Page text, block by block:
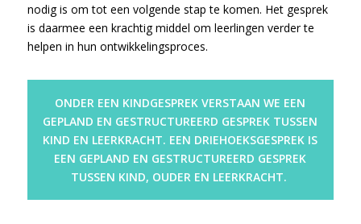
nodig is om tot een volgende stap te komen. Het gesprek
is daarmee een krachtig middel om leerlingen verder te
helpen in hun ontwikkelingsproces.
ONDER EEN KINDGESPREK VERSTAAN WE EEN
GEPLAND EN GESTRUCTUREERD GESPREK TUSSEN
KIND EN LEERKRACHT. EEN DRIEHOEKSGESPREK IS
EEN GEPLAND EN GESTRUCTUREERD GESPREK
TUSSEN KIND, OUDER EN LEERKRACHT.